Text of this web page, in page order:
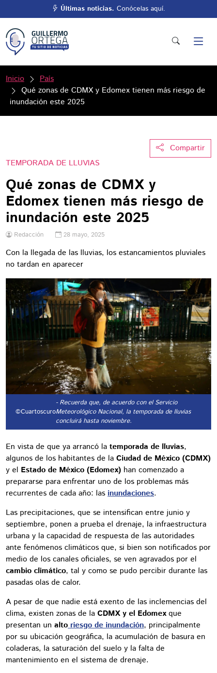
Últimas noticias. Conócelas aquí.
Inicio
País
Qué zonas de CDMX y Edomex tienen más riesgo de
inundación este 2025
Compartir
TEMPORADA DE LLUVIAS
Qué zonas de CDMX y
Edomex tienen más riesgo de
inundación este 2025
Redacción 28 mayo, 2025
Con la llegada de las lluvias, los estancamientos pluviales
no tardan en aparecer
©Cuartoscuro
- Recuerda que, de acuerdo con el Servicio
Meteorológico Nacional, la temporada de lluvias
concluirá hasta noviembre.
En vista de que ya arrancó la temporada de lluvias,
algunos de los habitantes de la Ciudad de México (CDMX)
y el Estado de México (Edomex) han comenzado a
prepararse para enfrentar uno de los problemas más
recurrentes de cada año: las inundaciones.
Las precipitaciones, que se intensifican entre junio y
septiembre, ponen a prueba el drenaje, la infraestructura
urbana y la capacidad de respuesta de las autoridades
ante fenómenos climáticos que, si bien son notificados por
medio de los canales oficiales, se ven agravados por el
cambio climático, tal y como se pudo percibir durante las
pasadas olas de calor.
A pesar de que nadie está exento de las inclemencias del
clima, existen zonas de la CDMX y el Edomexque
presentan un alto riesgo de inundación, principalmente
por su ubicación geográfica, la acumulación de basura en
coladeras, la saturación del suelo y la falta de
mantenimiento en el sistema de drenaje.